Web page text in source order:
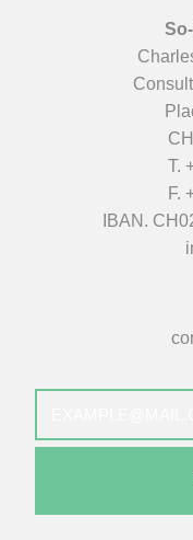
T.
F.
IBAN.